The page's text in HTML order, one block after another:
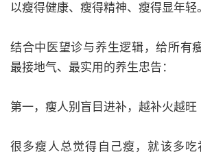
以瘦得健康、瘦得精神、瘦得显年轻。
结合中医望诊与养生逻辑，给所有
最接地气、最实用的养生忠告：
第一，瘦人别盲目进补，越补火越旺
很多瘦人总觉得自己瘦，就该多